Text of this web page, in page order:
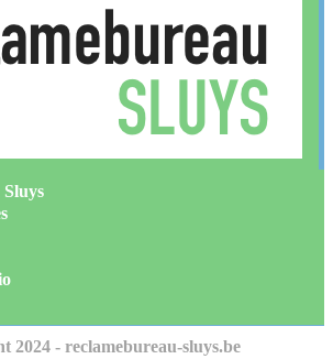
2024 - reclamebureau-sluys.be